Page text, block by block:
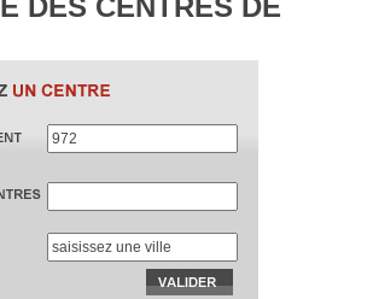
DES CENTRES DE